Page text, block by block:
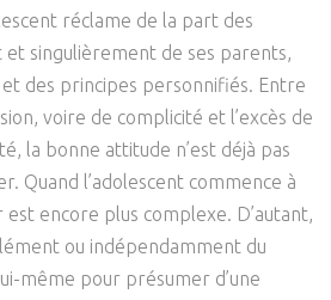
réclame de la part des
et singulièrement de ses parents,
des principes personnifiés. Entre
voire de complicité et l’excès de
la bonne attitude n’est déjà pas
Quand l’adolescent commence à
encore plus complexe. D’autant,
ou indépendamment du
même pour présumer d’une